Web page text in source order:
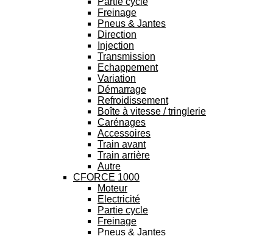
Freinage
Pneus & Jantes
Direction
Injection
Transmission
Echappement
Variation
Démarrage
Refroidissement
Boîte à vitesse / tringlerie
Carénages
Accessoires
Train avant
Train arrière
Autre
CFORCE 1000
Moteur
Electricité
Partie cycle
Freinage
Pneus & Jantes